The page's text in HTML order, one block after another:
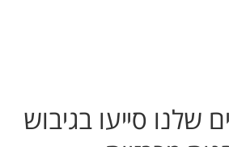
שלנו סייעו בגיבוש